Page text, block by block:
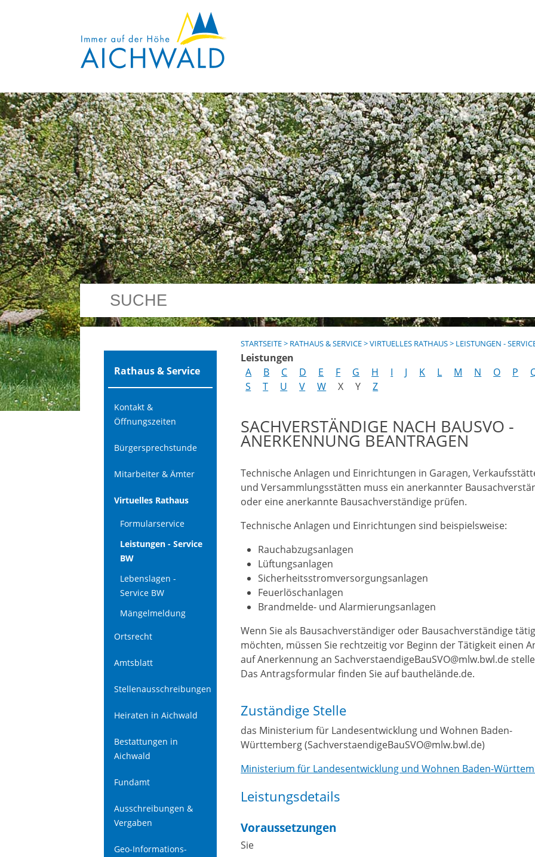
Rathaus & Service
Kontakt &
Öffnungszeiten
Bürgersprechstunde
Mitarbeiter & Ämter
Virtuelles Rathaus
Formularservice
Leistungen - Service
BW
Lebenslagen -
Service BW
Mängelmeldung
Ortsrecht
Amtsblatt
Stellenausschreibungen
Heiraten in Aichwald
Bestattungen in
Aichwald
Fundamt
Ausschreibungen &
Vergaben
Geo-Informations-
STARTSEITE> RATHAUS & SERVICE>VIRTUELLES RATHAUS> LEISTUNGEN -
Leistungen
A
B C D E F G H I J K L M N O P
S
T U V W X Y Z
SACHVERSTÄNDIGE NACH BAUSVO -
ANERKENNUNG BEANTRAGEN
Technische Anlagen und Einrichtungen in Garagen,
und Versammlungsstätten muss ein anerkannter
oder eine anerkannte Bausachverständige prüfen.
Technische Anlagen und Einrichtungen sind beispielsweise:
Rauchabzugsanlagen
Lüftungsanlagen
Sicherheitsstromversorgungsanlagen
Feuerlöschanlagen
Brandmelde- und Alarmierungsanlagen
Wenn Sie als Bausachverständiger oder Bausachverständige
möchten, müssen Sie rechtzeitig vor Beginn der Tätigkeit einen
auf Anerkennung an SachverstaendigeBauSVO@mlw.bwl.de
Das Antragsformular finden Sie auf bauthelände.de.
Zuständige Stelle
das Ministerium für Landesentwicklung und Wohnen Baden-
Württemberg (SachverstaendigeBauSVO@mlw.bwl.de)
Ministerium für Landesentwicklung und Wohnen Baden-
Leistungsdetails
Voraussetzungen
Sie